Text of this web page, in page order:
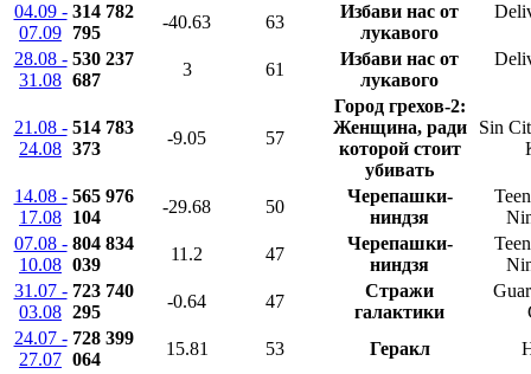
04.09 -
07.09
314 782
795
-40.63 63
Избави нас от
лукавого
28.08 -
31.08
530 237
687
3 61
Избави нас от
лукавого
21.08 -
24.08
514 783
373
-9.05 57
Город грехов-2:
Женщина, ради
которой стоит
убивать
Sin
14.08 -
17.08
565 976
104
-29.68 50
Черепашки-
ниндзя
07.08 -
10.08
804 834
039
11.2 47
Черепашки-
ниндзя
31.07 -
03.08
723 740
295
-0.64 47
Стражи
галактики
24.07 -
27.07
728 399
064
15.81 53 Геракл